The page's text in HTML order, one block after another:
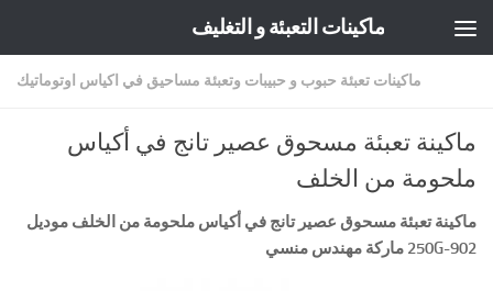
ماكينات التعبئة و التغليف
ماكينات تعبئة حبوب و حبيبات وتعبئة مساحيق في اكياس اوتوماتيك
ماكينة تعبئة مسحوق عصير تانج في أكياس
ملحومة من الخلف
ماكينة تعبئة مسحوق عصير تانج في أكياس ملحومة من الخلف موديل
902-250G
ماركة مهندس منسي